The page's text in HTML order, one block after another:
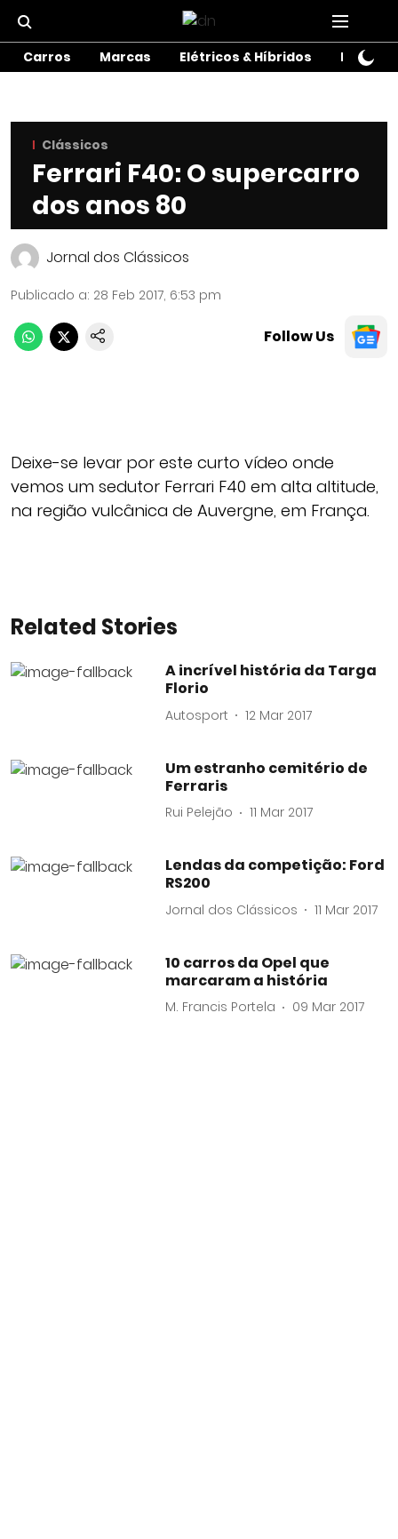
Carros Marcas Elétricos & Híbridos Motos
Clássicos
Ferrari F40: O supercarro
dos anos 80
Jornal dos Clássicos
Publicado a: 28 Feb 2017, 6:53 pm
Follow Us
Deixe-se levar por este curto vídeo onde
vemos um sedutor Ferrari F40 em alta altitude,
na região vulcânica de Auvergne, em França.
Related Stories
A incrível história da Targa
Florio
Autosport 12 Mar 2017
Um estranho cemitério de
Ferraris
Rui Pelejão 11 Mar 2017
Lendas da competição: Ford
RS200
Jornal dos Clássicos 11 Mar 2017
10 carros da Opel que
marcaram a história
M. Francis Portela 09 Mar 2017